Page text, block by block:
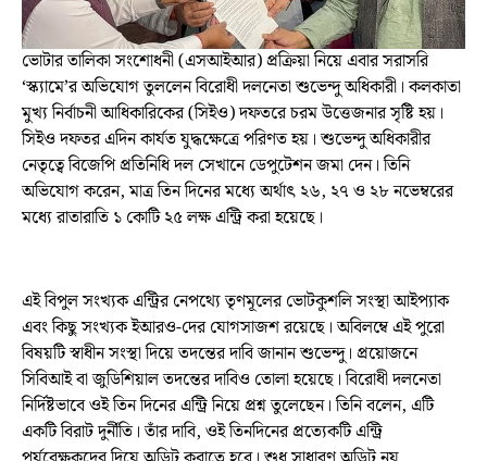
ভোটার তালিকা সংশোধনী (এসআইআর) প্রক্রিয়া নিয়ে এবার সরাসরি
‘স্ক্যামে’র অভিযোগ তুললেন বিরোধী দলনেতা শুভেন্দু অধিকারী। কলকাতা
মুখ্য নির্বাচনী আধিকারিকের (সিইও) দফতরে চরম উত্তেজনার সৃষ্টি হয়।
সিইও দফতর এদিন কার্যত যুদ্ধক্ষেত্রে পরিণত হয়। শুভেন্দু অধিকারীর
নেতৃত্বে বিজেপি প্রতিনিধি দল সেখানে ডেপুটেশন জমা দেন। তিনি
অভিযোগ করেন, মাত্র তিন দিনের মধ্যে অর্থাৎ ২৬, ২৭ ও ২৮ নভেম্বরের
মধ্যে রাতারাতি ১ কোটি ২৫ লক্ষ এন্ট্রি করা হয়েছে।
এই বিপুল সংখ্যক এন্ট্রির নেপথ্যে তৃণমূলের ভোটকুশলি সংস্থা আইপ্যাক
এবং কিছু সংখ্যক ইআরও-দের যোগসাজশ রয়েছে। অবিলম্বে এই পুরো
বিষয়টি স্বাধীন সংস্থা দিয়ে তদন্তের দাবি জানান শুভেন্দু। প্রয়োজনে
সিবিআই বা জুডিশিয়াল তদন্তের দাবিও তোলা হয়েছে। বিরোধী দলনেতা
নির্দিষ্টভাবে ওই তিন দিনের এন্ট্রি নিয়ে প্রশ্ন তুলেছেন। তিনি বলেন, এটি
একটি বিরাট দুর্নীতি। তাঁর দাবি, ওই তিনদিনের প্রত্যেকটি এন্ট্রি